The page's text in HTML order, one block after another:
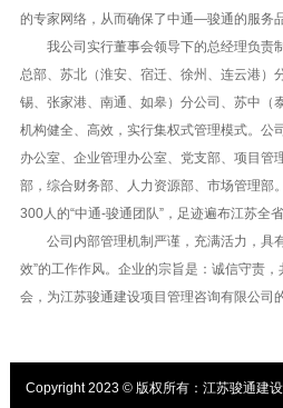
的专家网络，从而确保了中通—骏通的服务品
我公司实行董事会领导下的总经理负责
总部、苏北（淮安、宿迁、徐州、连云港）
锡、张家港、南通、如皋）分公司、苏中（
机构健全、高效，实行集权式管理模式。公
办公室、企业管理办公室、党支部、项目管
部，综合财务部、人力资源部、市场管理部
300人的“中通-骏通团队”，足迹遍布江苏全省
公司内部管理机制严谨，充满活力，具
效”的工作作风。企业的宗旨是：诚信守责
会，为江苏骏通建设项目管理咨询有限公司
Copyright 2023 © 版权所有：江苏骏通建